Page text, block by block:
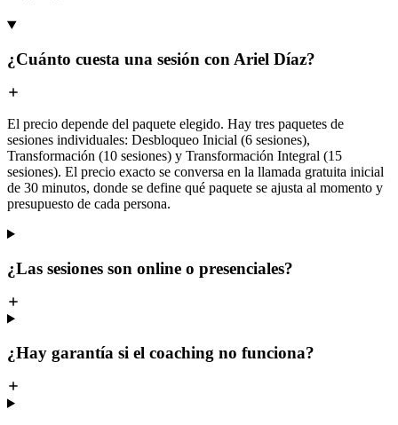
¿Cuánto cuesta una sesión con Ariel Díaz?
El precio depende del paquete elegido. Hay tres paquetes de
sesiones individuales: Desbloqueo Inicial (6 sesiones),
Transformación (10 sesiones) y Transformación Integral (15
sesiones). El precio exacto se conversa en la llamada gratuita inicial
de 30 minutos, donde se define qué paquete se ajusta al momento y
presupuesto de cada persona.
¿Las sesiones son online o presenciales?
¿Hay garantía si el coaching no funciona?